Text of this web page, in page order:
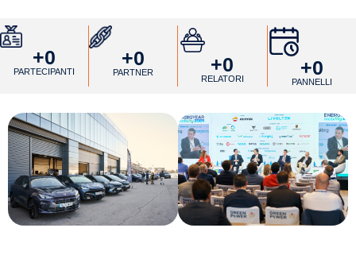
PARTECIPANTI
+0
PARTNER
+0
RELATORI
+0
PANNELLI
+0